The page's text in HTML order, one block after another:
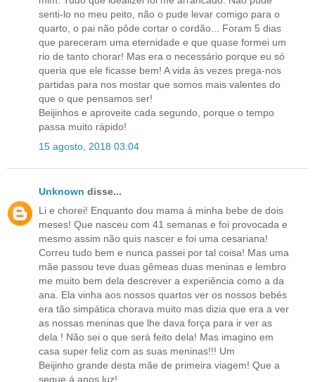
senti-lo no meu peito, não o pude levar comigo para o
quarto, o pai não pôde cortar o cordão... Foram 5 dias
que pareceram uma eternidade e que quase formei um
rio de tanto chorar! Mas era o necessário porque eu só
queria que ele ficasse bem! A vida às vezes prega-nos
partidas para nos mostar que somos mais valentes do
que o que pensamos ser!
Beijinhos e aproveite cada segundo, porque o tempo
passa muito rápido!
15 agosto, 2018 03:04
Unknown disse...
Li e chorei! Enquanto dou mama á minha bebe de dois
meses! Que nasceu com 41 semanas e foi provocada e
mesmo assim não quis nascer e foi uma cesariana!
Correu tudo bem e nunca passei por tal coisa! Mas uma
mãe passou teve duas gêmeas duas meninas e lembro
me muito bem dela descrever a experiência como a da
ana. Ela vinha aos nossos quartos ver os nossos bebés
era tão simpática chorava muito mas dizia que era a ver
as nossas meninas que lhe dava força para ir ver as
dela ! Não sei o que será feito dela! Mas imagino em
casa super feliz com as suas meninas!!! Um
Beijinho grande desta mãe de primeira viagem! Que a
segue á anos luz!